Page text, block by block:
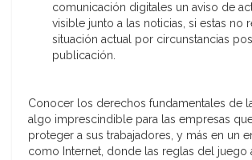
comunicación digitales un aviso de
visible junto a las noticias, si estas no
situación actual por circunstancias
publicación.
Conocer los derechos fundamentales de
algo imprescindible para las empresas
proteger a sus trabajadores, y más en un
como Internet, donde las reglas del juego